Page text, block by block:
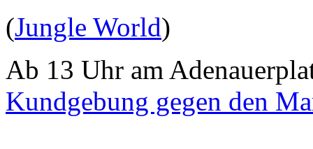
(Jungle World)
Ab 13 Uhr am
Kundgebung gegen den